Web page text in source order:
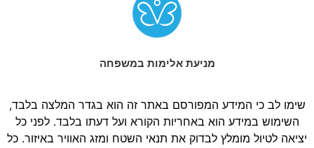
מניעת אלימות במשפחה
שימו לב כי המידע המפורסם באתר זה הוא בגדר המלצה בלבד,
השימוש במידע הוא באחריות הקורא ועל דעתו בלבד. לפני כל
יציאה לטיול מומלץ לבדוק את תנאי השטח ומזג האוויר באיזור. כל